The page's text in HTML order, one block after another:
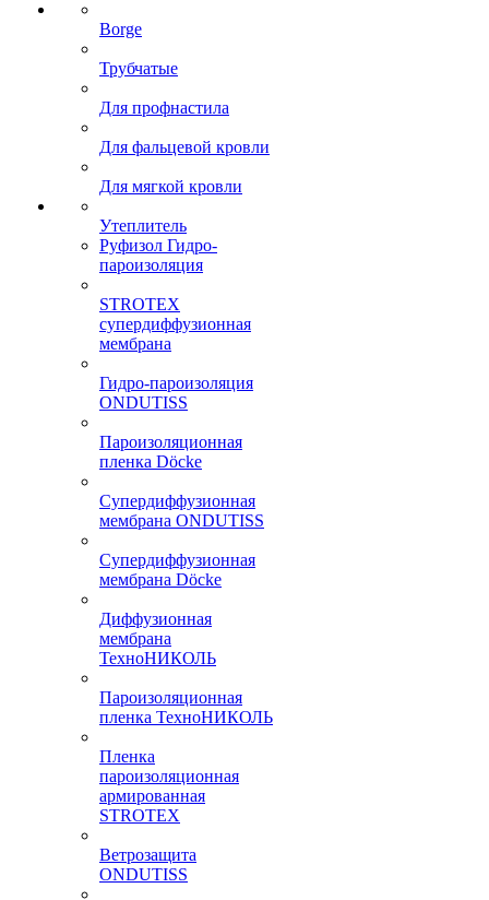
Borge
Трубчатые
Для профнастила
Для фальцевой кровли
Для мягкой кровли
Утеплитель
Руфизол Гидро-
пароизоляция
STROTEX
супердиффузионная
мембрана
Гидро-пароизоляция
ONDUTISS
Пароизоляционная
пленка Döcke
Супердиффузионная
мембрана ONDUTISS
Супердиффузионная
мембрана Döcke
Диффузионная
мембрана
ТехноНИКОЛЬ
Пароизоляционная
пленка ТехноНИКОЛЬ
Пленка
пароизоляционная
армированная
STROTEX
Ветрозащита
ONDUTISS